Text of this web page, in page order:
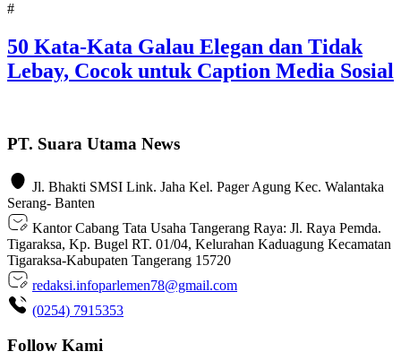
#
50 Kata-Kata Galau Elegan dan Tidak
Lebay, Cocok untuk Caption Media Sosial
PT. Suara Utama News
Jl. Bhakti SMSI Link. Jaha Kel. Pager Agung Kec. Walantaka
Serang- Banten
Kantor Cabang Tata Usaha Tangerang Raya: Jl. Raya Pemda.
Tigaraksa, Kp. Bugel RT. 01/04, Kelurahan Kaduagung Kecamatan
Tigaraksa-Kabupaten Tangerang 15720
redaksi.infoparlemen78@gmail.com
(0254) 7915353
Follow Kami